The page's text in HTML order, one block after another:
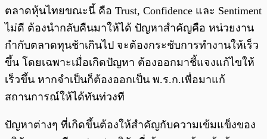
ตลาดหุ้นไทยขณะนี้ คือ Trust, Confidence และ Sentiment
ไม่ดี ต้องนำกลับคืนมาให้ได้ ปัญหาสำคัญคือ หน่วยงาน
กำกับตลาดทุนช้าเกินไป จะต้องกระชับการทำงานให้เร็ว
ขึ้น โดยเฉพาะเมื่อเกิดปัญหา ต้องออกมาชี้แจงแก้ไขให้
เร็วขึ้น หากจำเป็นก็ต้องออกเป็น พ.ร.ก.เพื่อมาแก้
สถานการณ์ให้ได้ทันท่วงที
ปัญหาต่างๆ ที่เกิดขึ้นต้องให้สำคัญกับความเข้มแข็งของ